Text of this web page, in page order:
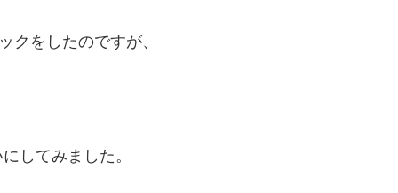
クをしたのですが、
してみました。